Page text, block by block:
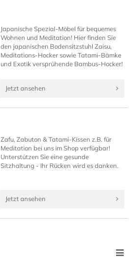
Japanische Spezial-Möbel für bequemes
Wohnen und Meditation! Hier finden Sie
den japanischen Bodensitzstuhl Zaisu,
Meditations-Hocker sowie Tatami-Bämke
und Exotik versprühende Bambus-Hocker!
Jetzt ansehen
Zafu, Zabuton & Tatami-Kissen z.B. für
Meditation bei uns im Shop verfügbar!
Unterstützen Sie eine gesunde
Sitzhaltung - Ihr Rücken wird es danken.
Jetzt ansehen